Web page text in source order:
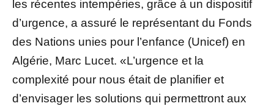
les récentes intempéries, grâce à un dispositif
d’urgence, a assuré le représentant du Fonds
des Nations unies pour l’enfance (Unicef) en
Algérie, Marc Lucet. «L’urgence et la
complexité pour nous était de planifier et
d’envisager les solutions qui permettront aux